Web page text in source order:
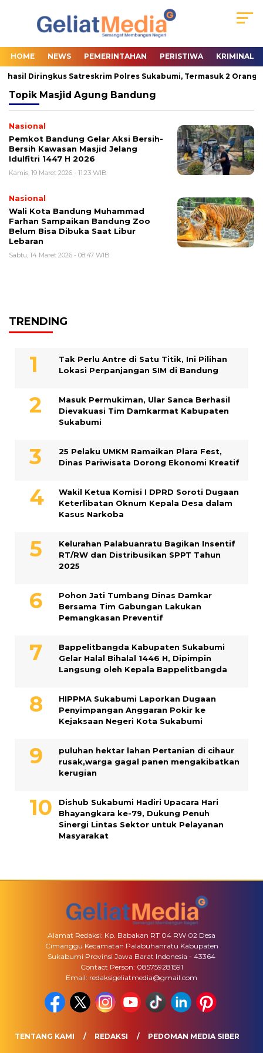
HOME NEWS PEMERINTAHAN PERISTIWA KRIMINAL
Diringkus Satreskrim Polres Sukabumi, Termasuk 2 Orang
Topik Masjid Agung Bandung
Nasional
Pemkot Bandung Gelar Aksi Bersih-
Bersih Kawasan Masjid Jelang
Idulfitri 1447 H 2026
Kamis, 19 Maret 2026 - 11:23 WIB
Nasional
Wali Kota Bandung Muhammad
Farhan Sampaikan Bandung Zoo
Belum Bisa Dibuka Saat Libur
Lebaran
Sabtu, 14 Maret 2026 - 08:47 WIB
TRENDING
Tak Perlu Antre di Satu Titik, Ini Pilihan
Lokasi Perpanjangan SIM di Bandung
Masuk Permukiman, Ular Sanca Berhasil
Dievakuasi Tim Damkarmat Kabupaten
Sukabumi
25 Pelaku UMKM Ramaikan Plara Fest,
Dinas Pariwisata Dorong Ekonomi Kreatif
Wakil Ketua Komisi I DPRD Soroti Dugaan
Keterlibatan Oknum Kepala Desa dalam
Kasus Narkoba
Kelurahan Palabuanratu Bagikan Insentif
RT/RW dan Distribusikan SPPT Tahun
2025
Pohon Jati Tumbang Dinas Damkar
Bersama Tim Gabungan Lakukan
Pemangkasan Preventif
Bappelitbangda Kabupaten Sukabumi
Gelar Halal Bihalal 1446 H, Dipimpin
Langsung oleh Kepala Bappelitbangda
HIPPMA Sukabumi Laporkan Dugaan
Penyimpangan Anggaran Pokir ke
Kejaksaan Negeri Kota Sukabumi
puluhan hektar lahan Pertanian di cihaur
rusak,warga gagal panen mengakibatkan
kerugian
Dishub Sukabumi Hadiri Upacara Hari
Bhayangkara ke-79, Dukung Penuh
Sinergi Lintas Sektor untuk Pelayanan
Masyarakat
Alamat Redaksi: Kp. Babakan RT 04 RW 02 Desa
Cimanggu Kecamatan Palabuhanratu Kabupaten
Sukabumi Provinsi Jawa Barat Indonesia - 43364
Contact Person: 085759281591
Email: redaksigeliatmedia@gmail.com
TENTANG KAMI REDAKSI PEDOMAN MEDIA SIBER